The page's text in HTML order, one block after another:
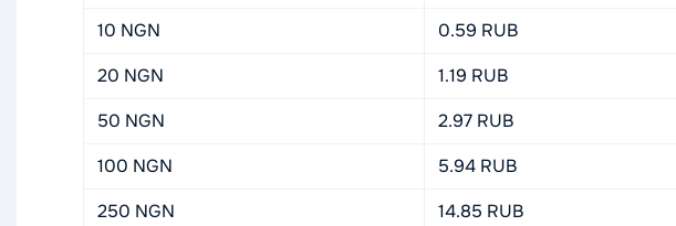
10 NGN
0.59 RUB
20 NGN
1.19 RUB
50 NGN
2.97 RUB
100 NGN
5.94 RUB
250 NGN
14.85 RUB